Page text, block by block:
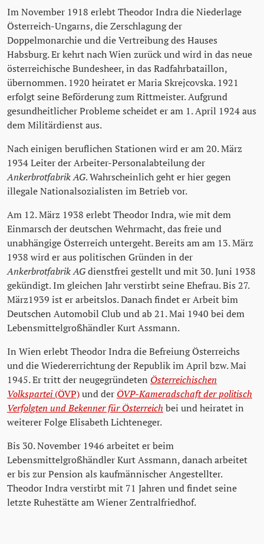
Im November 1918 erlebt Theodor Indra die Niederlage
Österreich-Ungarns, die Zerschlagung der
Doppelmonarchie und die Vertreibung des Hauses
Habsburg. Er kehrt nach Wien zurück und wird in das neue
österreichische Bundesheer, in das Radfahrbataillon,
übernommen. 1920 heiratet er Maria Skrejcovska. 1921
erfolgt seine Beförderung zum Rittmeister. Aufgrund
gesundheitlicher Probleme scheidet er am 1. April 1924 aus
dem Militärdienst aus.
Nach einigen beruflichen Stationen wird er am 20. März
1934 Leiter der Arbeiter-Personalabteilung der
Ankerbrotfabrik AG. Wahrscheinlich geht er hier gegen
illegale Nationalsozialisten im Betrieb vor.
Am 12. März 1938 erlebt Theodor Indra, wie mit dem
Einmarsch der deutschen Wehrmacht, das freie und
unabhängige Österreich untergeht. Bereits am am 13. März
1938 wird er aus politischen Gründen in der
Ankerbrotfabrik AGdienstfrei gestellt und mit 30. Juni 1938
gekündigt. Im gleichen Jahr verstirbt seine Ehefrau. Bis 27.
März1939 ist er arbeitslos. Danach findet er Arbeit bim
Deutschen Automobil Club und ab 21. Mai 1940 bei dem
Lebensmittelgroßhändler Kurt Assmann.
In Wien erlebt Theodor Indra die Befreiung Österreichs
und die Wiedererrichtung der Republik im April bzw. Mai
1945. Er tritt der neugegründeten Österreichischen
Volkspartei(ÖVP)und der ÖVP-Kameradschaft der politisch
Verfolgten und Bekenner für Österreich bei und heiratet in
weiterer Folge Elisabeth Lichteneger.
Bis 30. November 1946 arbeitet er beim
Lebensmittelgroßhändler Kurt Assmann, danach arbeitet
er bis zur Pension als kaufmännischer Angestellter.
Theodor Indra verstirbt mit 71 Jahren und findet seine
letzte Ruhestätte am Wiener Zentralfriedhof.